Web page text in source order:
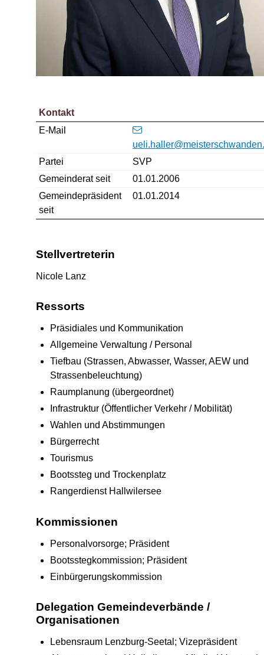
Kontakt
E-Mail
ueli.haller
Partei
SVP
Gemeinderat seit
01.01.2006
Gemeindepräsident
seit
01.01.2014
Stellvertreterin
Nicole Lanz
Ressorts
Präsidiales und Kommunikation
Allgemeine Verwaltung / Personal
Tiefbau (Strassen, Abwasser, Wasser, AEW und
Strassenbeleuchtung)
Raumplanung (übergeordnet)
Infrastruktur (Öffentlicher Verkehr / Mobilität)
Wahlen und Abstimmungen
Bürgerrecht
Tourismus
Bootssteg und Trockenplatz
Rangerdienst Hallwilersee
Kommissionen
Personalvorsorge; Präsident
Bootsstegkommission; Präsident
Einbürgerungskommission
Delegation Gemeindeverbände /
Organisationen
Lebensraum Lenzburg-Seetal; Vizepräsident